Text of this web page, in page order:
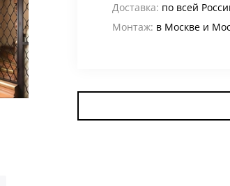
Для котельной
Для электрощитовой
Для гаража
На этаж
Для общественных зданий (34)
Доставка: по всей
Монтаж: в Москве и